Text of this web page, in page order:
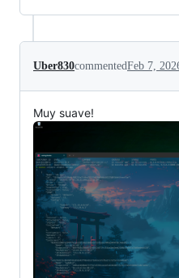
Uber830commentedFeb 7,
Muy suave!